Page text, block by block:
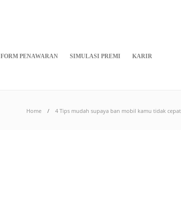
FORM PENAWARAN SIMULASI PREMI KARIR
Home 4 Tips mudah supaya ban mobil kamu tidak